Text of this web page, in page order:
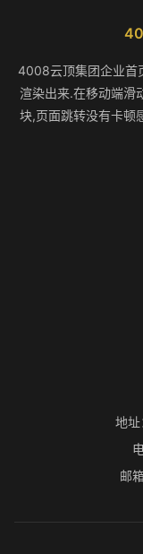
4008云顶集团企业首
渲染出来.在移动端滑
块,页面跳转没有卡顿
地址
邮